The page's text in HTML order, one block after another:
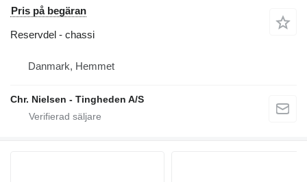
Pris på begäran
Reservdel - chassi
Danmark, Hemmet
Chr. Nielsen - Tingheden A/S